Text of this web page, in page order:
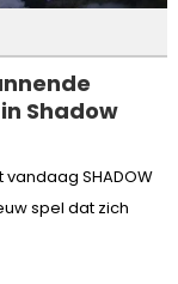
Shadow
SHADOW
spel dat zich